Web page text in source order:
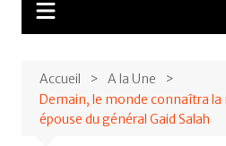
Accueil
A la Une
Demain, le monde connaîtra la
épouse du général Gaid Salah